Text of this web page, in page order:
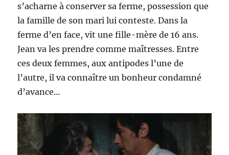
s’acharne à conserver sa ferme, possession que
la famille de son mari lui conteste. Dans la
ferme d’en face, vit une fille-mère de 16 ans.
Jean va les prendre comme maîtresses. Entre
ces deux femmes, aux antipodes l’une de
l’autre, il va connaître un bonheur condamné
d’avance…